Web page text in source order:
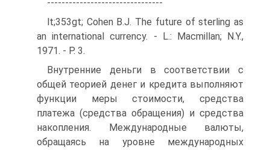
--------------------------------
lt;353gt; Cohen В.J. The future of sterling as
an international currency. - L.: Macmillan; N.Y.,
1971. - P. 3.
Внутренние деньги в соответствии с
общей теорией денег и кредита выполняют
функции меры стоимости, средства
платежа (средства обращения) и средства
накопления. Международные валюты,
обращаясь на уровне международных